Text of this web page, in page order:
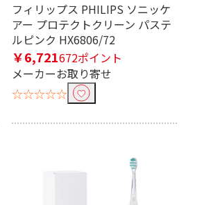
フィリップス PHILIPS ソニッケ
アー プロテクトクリーン パステ
ルピンク HX6806/72
￥6,721672ポイント
メーカーお取り寄せ
☆☆☆☆☆